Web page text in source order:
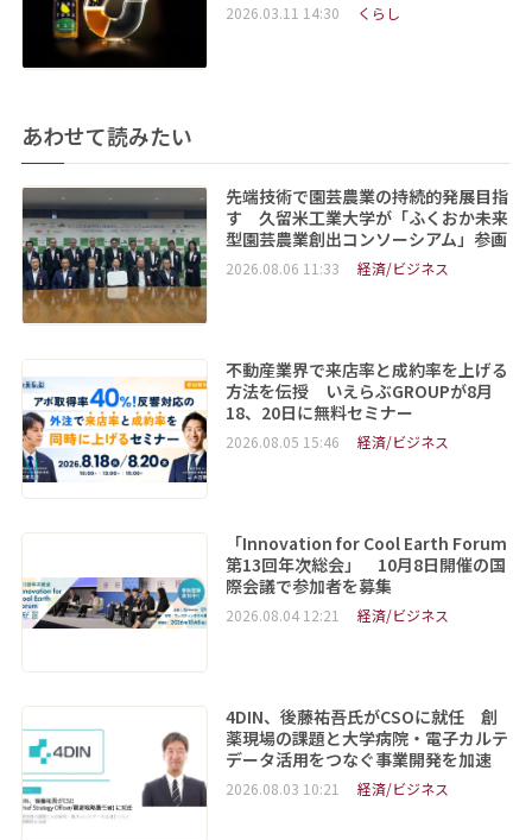
2026.03.11 14:30 くらし
あわせて読みたい
先端技術で園芸農業の持続的発展目指
す 久留米工業大学が「ふくおか未来
型園芸農業創出コンソーシアム」参画
2026.08.06 11:33 経済/ビジネス
不動産業界で来店率と成約率を上げる
方法を伝授 いえらぶGROUPが8月
18、20日に無料セミナー
2026.08.05 15:46 経済/ビジネス
「Innovation for Cool Earth Forum
第13回年次総会」 10月8日開催の国
際会議で参加者を募集
2026.08.04 12:21 経済/ビジネス
4DIN、後藤祐吾氏がCSOに就任 創
薬現場の課題と大学病院・電子カルテ
データ活用をつなぐ事業開発を加速
2026.08.03 10:21 経済/ビジネス